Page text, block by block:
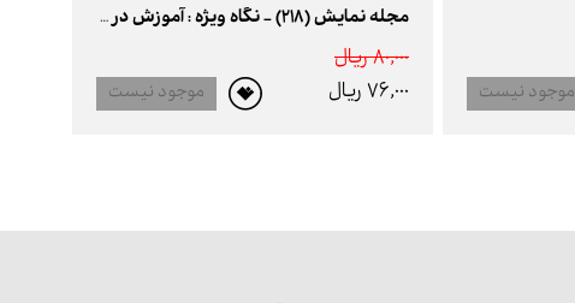
موجود نیست
مجله نمایش (218) - نگاه ویژه : آموزش در تئاتر - آبان ماه96
80,000 ريال
76,000 ريال
موجود نیست